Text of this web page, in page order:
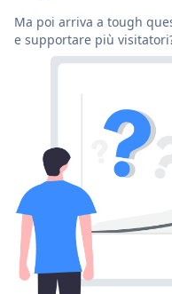
Ma poi arriva a tough
e supportare più